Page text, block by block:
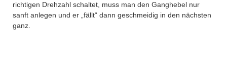
richtigen Drehzahl schaltet, muss man den Ganghebel nur
sanft anlegen und er „fällt“ dann geschmeidig in den nächsten
ganz.